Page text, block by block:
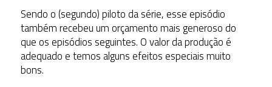
Sendo o (segundo) piloto da série, esse episódio
também recebeu um orçamento mais generoso do
que os episódios seguintes. O valor da produção é
adequado e temos alguns efeitos especiais muito
bons.